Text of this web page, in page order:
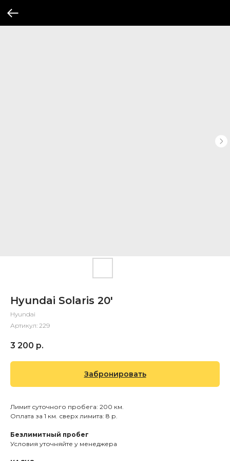
Hyundai Solaris 20'
Hyundai
Артикул: 229
3 200 р.
Забронировать
Лимит суточного пробега: 200 км.
Оплата за 1 км. сверх лимита: 8 р.
Безлимитный пробег
Условия уточняйте у менеджера